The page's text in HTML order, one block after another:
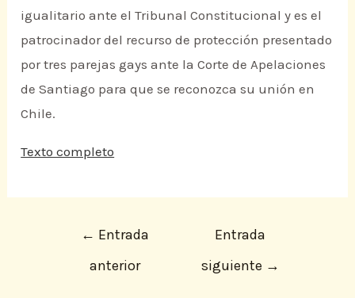
igualitario ante el Tribunal Constitucional y es el
patrocinador del recurso de protección presentado
por tres parejas gays ante la Corte de Apelaciones
de Santiago para que se reconozca su unión en
Chile.
Texto completo
← Entrada
anterior
Entrada
siguiente →